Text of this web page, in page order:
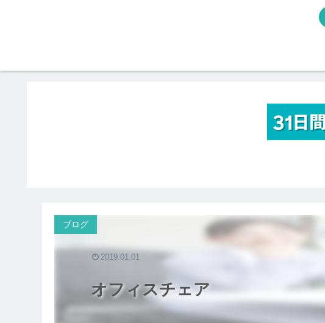
オフィスチェア
ブログ
2019.01.01